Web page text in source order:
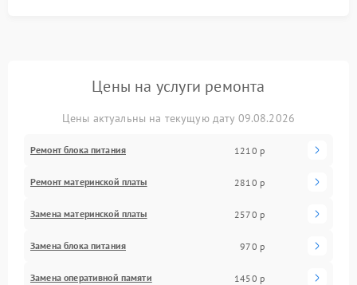
Цены на услуги ремонта
Цены актуальны на текущую дату 09.08.2026
Ремонт блока питания 1210 р
Ремонт материнской платы 2810 р
Замена материнской платы 2570 р
Замена блока питания 970 р
Замена оперативной памяти 1450 р